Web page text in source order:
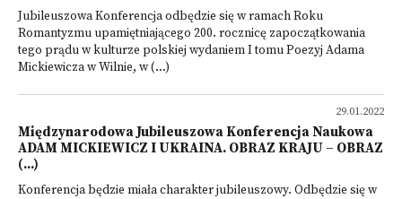
Jubileuszowa Konferencja odbędzie się w ramach Roku
Romantyzmu upamiętniającego 200. rocznicę zapoczątkowania
tego prądu w kulturze polskiej wydaniem I tomu Poezyj Adama
Mickiewicza w Wilnie, w (...)
29.01.2022
Międzynarodowa Jubileuszowa Konferencja Naukowa
ADAM MICKIEWICZ I UKRAINA. OBRAZ KRAJU – OBRAZ
(...)
Konferencja będzie miała charakter jubileuszowy. Odbędzie się w